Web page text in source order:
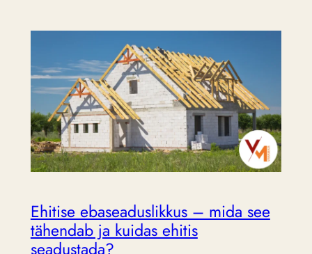
Ehitise ebaseaduslikkus – mida see
tähendab ja kuidas ehitis